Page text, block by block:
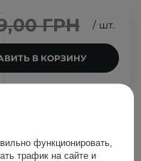
ГРН / шт.
В КОРЗИНУ
также
функционировать,
трафик на сайте и